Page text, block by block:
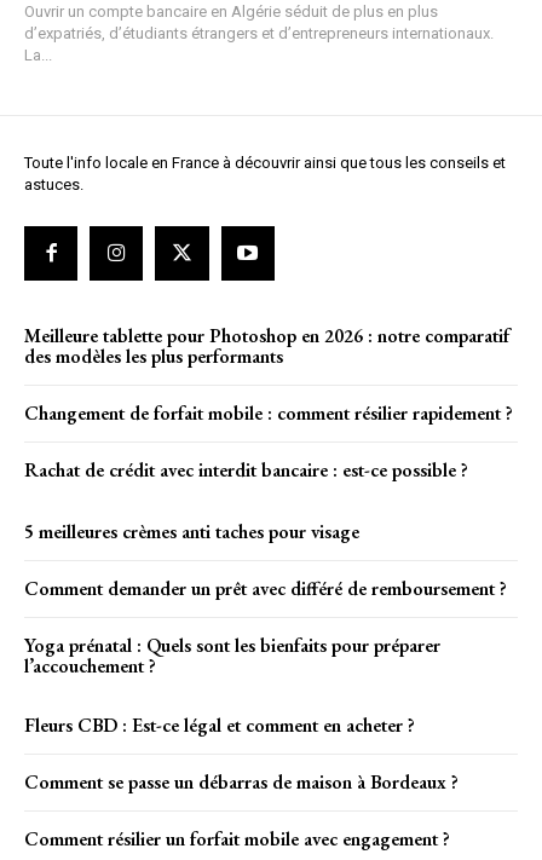
Ouvrir un compte bancaire en Algérie séduit de plus en plus
d’expatriés, d’étudiants étrangers et d’entrepreneurs internationaux.
La...
Toute l'info locale en France à découvrir ainsi que tous les conseils et
astuces.
Meilleure tablette pour Photoshop en 2026 : notre comparatif
des modèles les plus performants
Changement de forfait mobile : comment résilier rapidement ?
Rachat de crédit avec interdit bancaire​ : est-ce possible ?
5 meilleures crèmes anti taches pour visage
Comment demander un prêt avec différé de remboursement ?
Yoga prénatal : Quels sont les bienfaits pour préparer
l’accouchement ?
Fleurs CBD : Est-ce légal et comment en acheter ?
Comment se passe un débarras de maison à Bordeaux ?
Comment résilier un forfait mobile avec engagement ?